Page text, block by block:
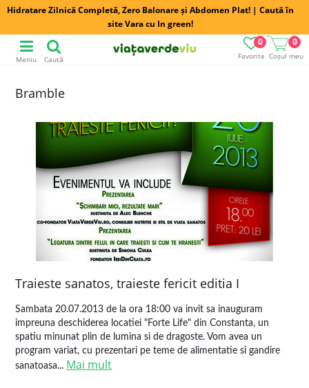
Hidratare Zilnică Completă, Zero Balonare și Abdomen Plat! | Caută în
site Vara cu In green!
Favorite
0
Coșul meu
0
Meniu Caută
Bramble
Traieste sanatos, traieste fericit editia I
Sambata 20.07.2013 de la ora 18:00 va invit sa inauguram
impreuna deschiderea locatiei "Forte Life" din Constanta, un
spatiu minunat plin de lumina si de dragoste. Vom avea un
program variat, cu prezentari pe teme de alimentatie si gandire
sanatoasa... Mai mult